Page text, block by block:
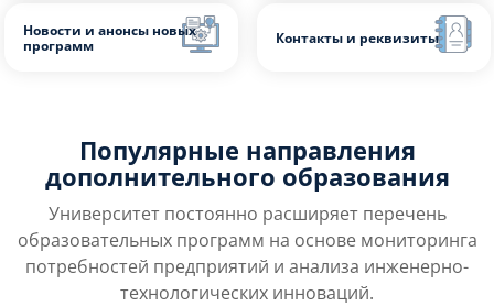
Преимущества обучения
Ответы на вопросы
слушателей
Новости и анонсы новых
программ
Контакты и
Популярные направления
дополнительного образования
Университет постоянно расширяет перечень
образовательных программ на основе мониторинга
потребностей предприятий и анализа инженерно-
технологических инноваций.